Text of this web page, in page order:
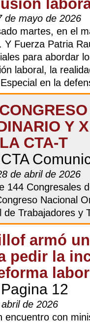
de mayo de 2026
martes, en el
Y Fuerza Patria
para abordar
laboral, la
en la
Y
CTA-T
de abril de 2026
144 Congresales
Nacional
Trabajadores y
armó
pedir la
12
de 2026
encuentro con